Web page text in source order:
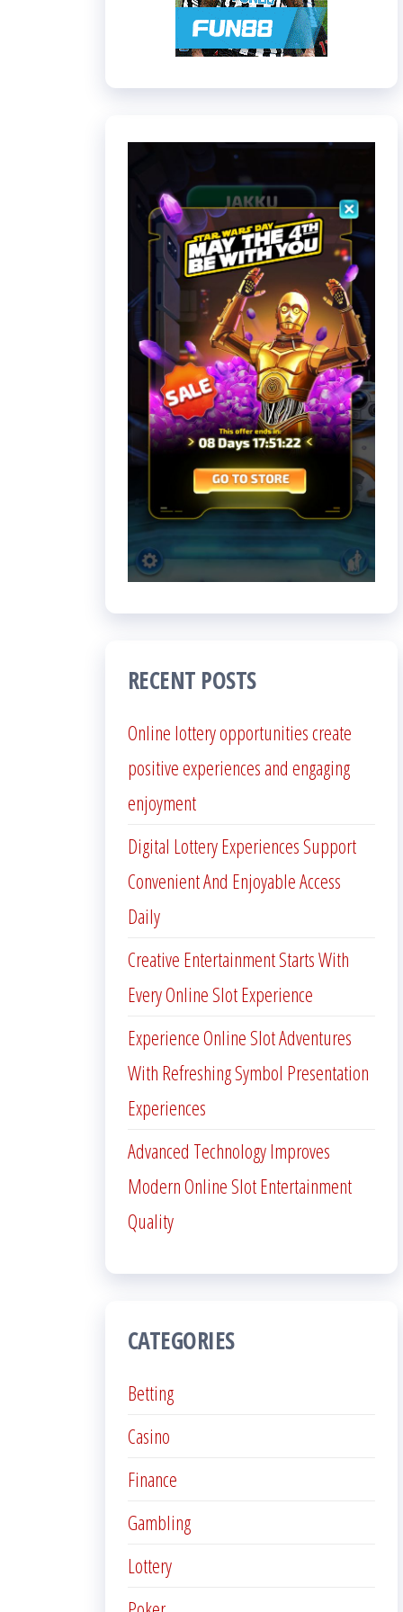
RECENT POSTS
Online lottery opportunities create
positive experiences and engaging
enjoyment
Digital Lottery Experiences Support
Convenient And Enjoyable Access
Daily
Creative Entertainment Starts With
Every Online Slot Experience
Experience Online Slot Adventures
With Refreshing Symbol Presentation
Experiences
Advanced Technology Improves
Modern Online Slot Entertainment
Quality
CATEGORIES
Betting
Casino
Finance
Gambling
Lottery